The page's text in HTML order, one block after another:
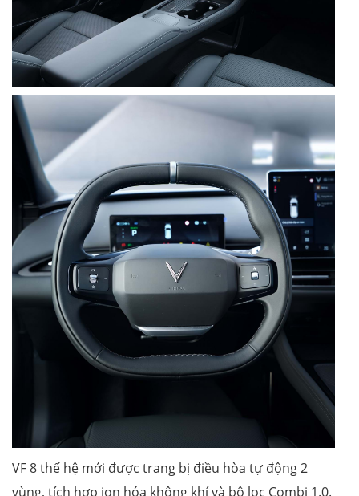
VF 8 thế hệ mới được trang bị điều hòa tự động 2
vùng, tích hợp ion hóa không khí và bộ lọc Combi 1.0.